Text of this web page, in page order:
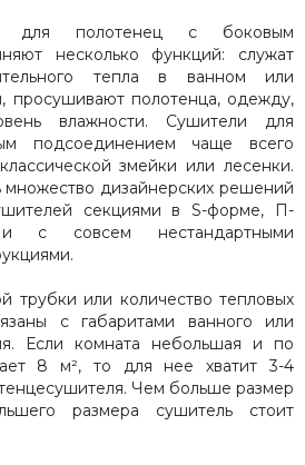
для полотенец с боковым
несколько функций: служат
тепла в ванном или
просушивают полотенца, одежду,
влажности. Сушители для
подсоединением чаще всего
змейки или лесенки.
множество дизайнерских решений
секциями в S-форме, П-
с совсем нестандартными
трубки или количество тепловых
с габаритами ванного или
Если комната небольшая и по
8 м², то для нее хватит 3-4
Чем больше размер
размера сушитель стоит